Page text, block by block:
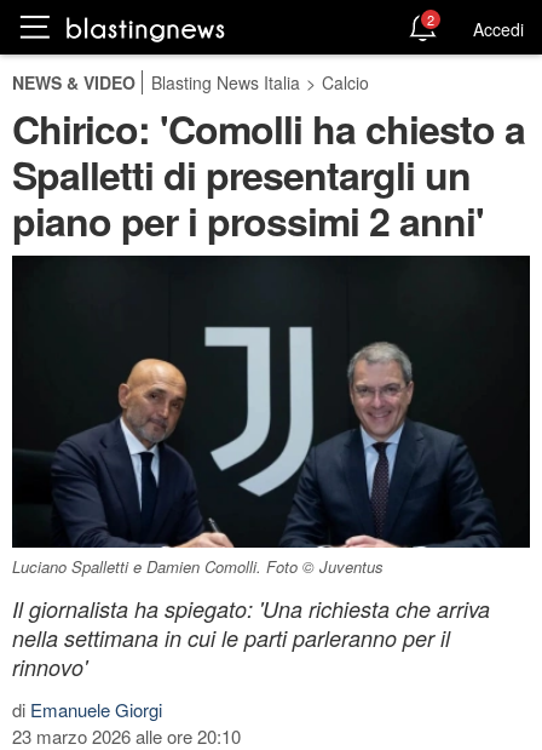
2 Accedi
NEWS & VIDEO Blasting News Italia > Calcio
Chirico: 'Comolli ha chiesto a
Spalletti di presentargli un
piano per i prossimi 2 anni'
Luciano Spalletti e Damien Comolli. Foto © Juventus
Il giornalista ha spiegato: 'Una richiesta che arriva
nella settimana in cui le parti parleranno per il
rinnovo'
di Emanuele Giorgi
23 marzo 2026 alle ore 20:10